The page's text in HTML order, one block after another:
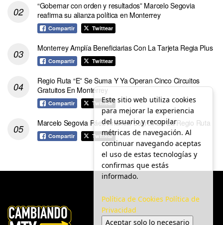
“Gobernar con orden y resultados” Marcelo Segovia
reafirma su alianza política en Monterrey
Compartir Twittear
Monterrey Amplía Beneficiarias Con La Tarjeta Regia Plus
Compartir Twittear
Regio Ruta “E” Se Suma Y Ya Operan Cinco Circuitos
Gratuitos En Monterrey
Compartir Twittear
Marcelo Segovia Páez Anuncia Logros De La Regio Ruta
Compartir Twittear
Este sitio web utiliza cookies
para mejorar la experiencia
del usuario y recopilar
métricas de navegación. Al
continuar navegando aceptas
el uso de estas tecnologías y
confirmas que estás
informado.
Política de Cookies Política de
Privacidad
Aceptar solo lo necesario